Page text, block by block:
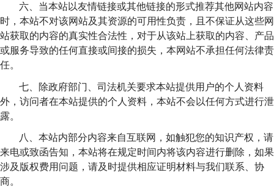
六、当本站以友情链接或其他链接的形式推荐其他网站内容
时，本站不对该网站及其资源的可用性负责，且不保证从这些网
站获取的内容的真实性合法性，对于从该站上获取的内容、产品
或服务导致的任何直接或间接的损失，本网站不承担任何法律责
任。
七、除政府部门、司法机关要求本站提供用户的个人资料
外，访问者在本站提供的个人资料，本站不会以任何方式进行泄
露。
八、本站内部分内容来自互联网，如触犯您的知识产权，请
来电或致函告知，本站将在规定时间内将该内容进行删除，如果
涉及版权费用问题，请及时提供相应证明材料与我们联系、协
商。